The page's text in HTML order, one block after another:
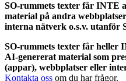
SO-rummets texter får INTE
material på andra
interna nätverk o.s.v. utanför
SO-rummets texter får heller
AI-genererat material som
(appar), webbplatser eller
Kontakta oss om du har frågor.